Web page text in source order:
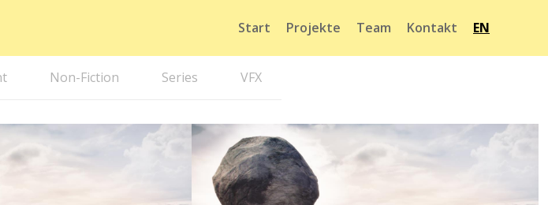
Start Projekte Team Kontakt EN
Non-Fiction Series VFX